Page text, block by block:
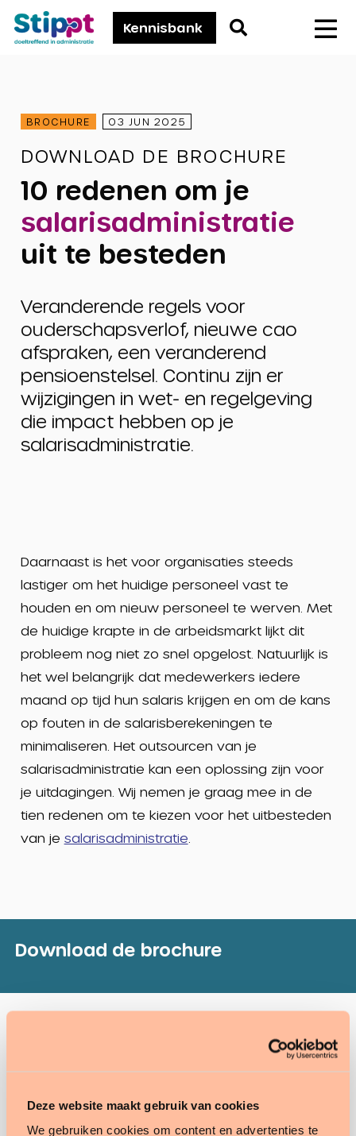
Deze website maakt gebruik van cookies
We gebruiken cookies om content en advertenties te
Stippt
Kennisbank
Go
BROCHURE 03 JUN 2025
DOWNLOAD DE BROCHURE
10 redenen om je
salarisadministratie
uit te besteden
Veranderende regels voor
ouderschapsverlof, nieuwe cao
afspraken, een veranderend
pensioenstelsel. Continu zijn er
wijzigingen in wet- en regelgeving
die impact hebben op je
salarisadministratie.
Daarnaast is het voor organisaties steeds
lastiger om het huidige personeel vast te
houden en om nieuw personeel te werven. Met
de huidige krapte in de arbeidsmarkt lijkt dit
probleem nog niet zo snel opgelost. Natuurlijk is
het wel belangrijk dat medewerkers iedere
maand op tijd hun salaris krijgen en om de kans
op fouten in de salarisberekeningen te
minimaliseren. Het outsourcen van je
salarisadministratie kan een oplossing zijn voor
je uitdagingen. Wij nemen je graag mee in de
tien redenen om te kiezen voor het uitbesteden
van je salarisadministratie
Download de brochure